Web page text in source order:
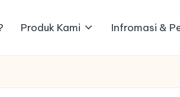
Produk Kami Infromasi &